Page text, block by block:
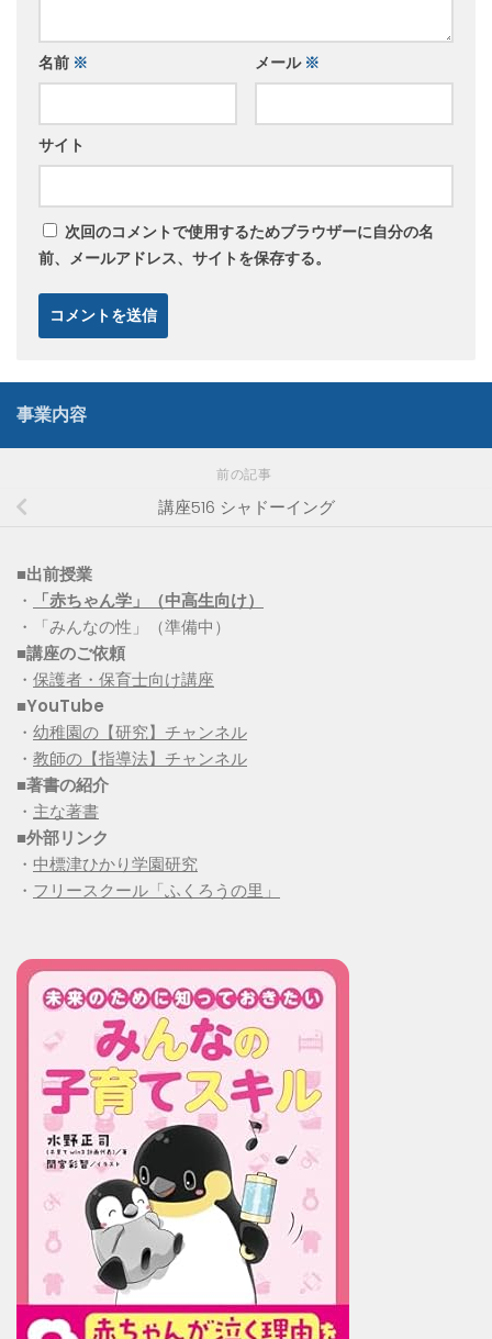
名前 ※ メール ※
サイト
次回のコメントで使用するためブラウザーに自分の名
前、メールアドレス、サイトを保存する。
事業内容
前の記事
講座516 シャドーイング
■出前授業
・
「赤ちゃん学」（中高生向け）
・「みんなの性」（準備中）
■講座のご依頼
・ 保護者・保育士向け講座
■YouTube
・ 幼稚園の【研究】チャンネル
・ 教師の【指導法】チャンネル
■著書の紹介
・ 主な著書
■外部リンク
・ 中標津ひかり学園研究
・ フリースクール「ふくろうの里」